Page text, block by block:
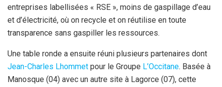
entreprises labellisées « RSE », moins de gaspillage d’eau
et d’électricité, où on recycle et on réutilise en toute
transparence sans gaspiller les ressources.
Une table ronde a ensuite réuni plusieurs partenaires dont
Jean-Charles Lhommet pour le Groupe L’Occitane. Basée à
Manosque (04) avec un autre site à Lagorce (07), cette